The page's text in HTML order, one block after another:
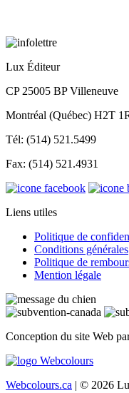
Lux Éditeur
CP 25005 BP Villeneuve
Montréal (Québec) H2T
Tél: (514) 521.5499
Fax: (514) 521.4931
Liens utiles
Politique de
Conditions générales
Politique de
Mention légale
Conception du site Web
Webcolours.ca | © 2026